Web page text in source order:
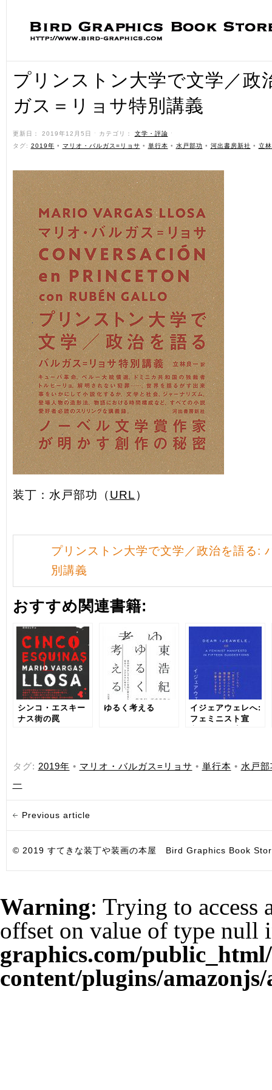
プリンストン大学で文学／政
ガス＝リョサ特別講義
更新日： 2019年12月5日 ˑ カテゴリ： 文学・評論 ˑ
タグ: 2019年 • マリオ・バルガス=リョサ • 単行本 • 水戸部功 • 河出書房新社 • 立
装丁：水戸部功（ URL ）
プリンストン大学で文学／政治を語る:
別講義
おすすめ関連書籍:
シンコ・エスキー
ナス街の罠
ゆるく考える
イジェアウェレへ:
フェミニスト宣
タグ: 2019年 • マリオ・バルガス=リョサ • 単行本 • 水戸部
一
Previous article
© 2019 すてきな装丁や装画の本屋 Bird Graphics Book
Warning: Trying to access
offset on value of type null
graphics.com/
content/plugins/